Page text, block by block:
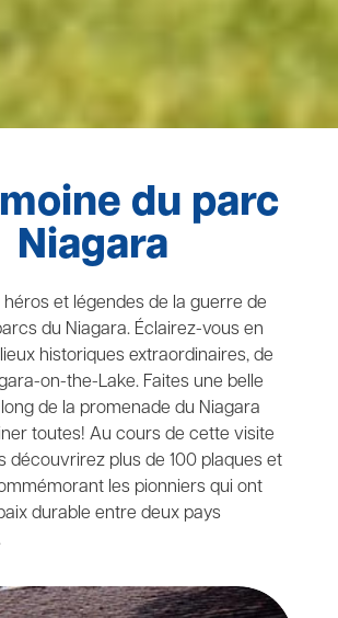
du parc
Niagara
héros et légendes de la guerre de
du Niagara. Éclairez-vous en
historiques extraordinaires, de
on-the-Lake. Faites une belle
de la promenade du Niagara
toutes! Au cours de cette visite
découvrirez plus de 100 plaques et
les pionniers qui ont
durable entre deux pays